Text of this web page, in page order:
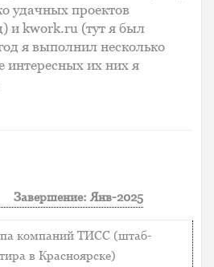
удачных проектов
и kwork.ru (тут я был
я выполнил несколько
интересных их них я
Завершение: Янв-2025
компаний ТИСС (штаб-
в Красноярске)